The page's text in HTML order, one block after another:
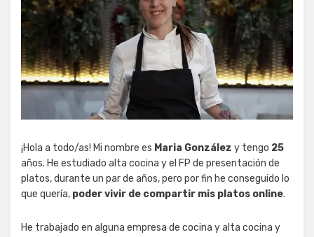
¡Hola a todo/as! Mi nombre es Maria González y tengo 25
años. He estudiado alta cocina y el FP de presentación de
platos, durante un par de años, pero por fin he conseguido lo
que quería, poder vivir de compartir mis platos online.
He trabajado en alguna empresa de cocina y alta cocina y